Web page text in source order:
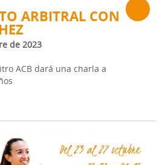
ARBITRAL CON
de 2023
ACB dará una charla a